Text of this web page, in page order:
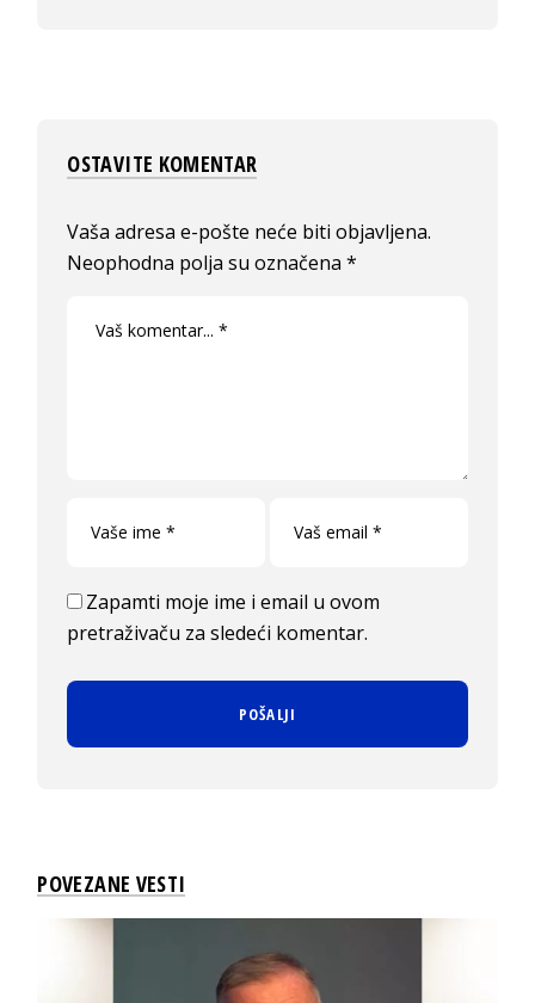
OSTAVITE KOMENTAR
Vaša adresa e-pošte neće biti objavljena.
Neophodna polja su označena*
Zapamti moje ime i email u ovom
pretraživaču za sledeći komentar.
POVEZANE VESTI